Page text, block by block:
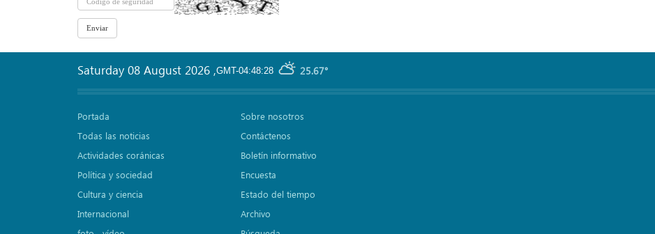
GMT-04:48:28 25.67°
Saturday 08 August 2026 ,
Portada
Todas las noticias
Actividades coránicas
Política y sociedad
Cultura y ciencia
Internacional
Sobre nosotros
Contáctenos
Boletín informativo
Encuesta
Estado del tiempo
Archivo